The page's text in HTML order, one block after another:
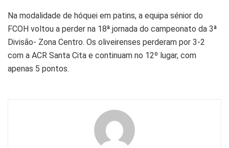
Na modalidade de hóquei em patins, a equipa sénior do
FCOH voltou a perder na 18ª jornada do campeonato da 3ª
Divisão- Zona Centro. Os oliveirenses perderam por 3-2
com a ACR Santa Cita e continuam no 12º lugar, com
apenas 5 pontos.